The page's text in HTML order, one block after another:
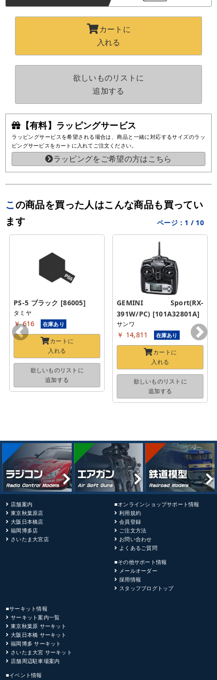
【有料】ラッピングサービス
ラッピングサービスを希望される場合は、商品と一緒に対応するサイズのラッ
ピングサービスをカートに入れてご注文ください。
ラッピングをご希望の方はこちら
カートに
入れる
欲しいものリストに
追加する
この商品を買った人はこんな商品も買ってい
ます
ページ： 1 / 10
PS-5 ブラック [86005]
タミヤ
￥ 616 在庫あり
カートに
入れる
欲しいものリストに
追加する
GEMINI Sport(RX-
391W/PC) [101A32801A]
サンワ
￥ 14,811 在庫あり
カートに
入れる
欲しいものリストに
追加する
店舗案内
東京秋葉原店
大阪日本橋店
福岡博多店
さいたま大宮店
■オンラインショップサポート情報
利用規約
会員登録
ご注文方法
お問い合わせ
よくあるご質問
■その他サポート情報
メールオーダー
採用情報
スタッフブログトップ
■サーキット情報
サーキット案内一覧
東京秋葉原 サーキット
大阪日本橋 サーキット
福岡博多 サーキット
さいたま大宮 サーキット
店舗周辺駐車場案内
■イベント情報